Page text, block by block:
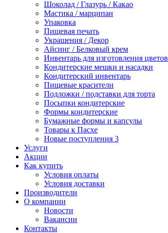
Шоколад / Глазурь / Какао
Мастика / марципан
Упаковка
Пищевая печать
Украшения / Декор
Айсинг / Белковый крем
Инвентарь для изготовления цветов
Кондитерские мешки и насадки
Кондитерский инвентарь
Пищевые красители
Подложки / подставки для торта
Посыпки кондитерские
Формы кондитерские
Бумажные формы и капсулы
Товары к Пасхе
Новые поступления 3
Услуги
Акции
Как купить
Условия оплаты
Условия доставки
Производители
О компании
Новости
Вакансии
Контакты